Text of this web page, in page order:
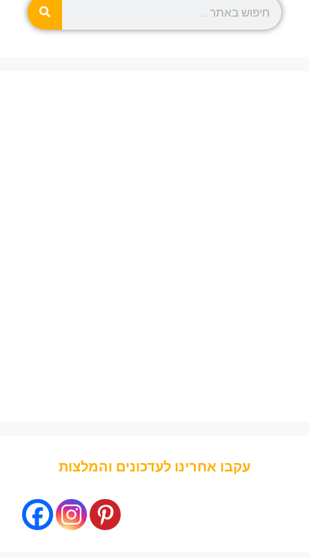
עקבו אחרינו לעדכונים והמלצות